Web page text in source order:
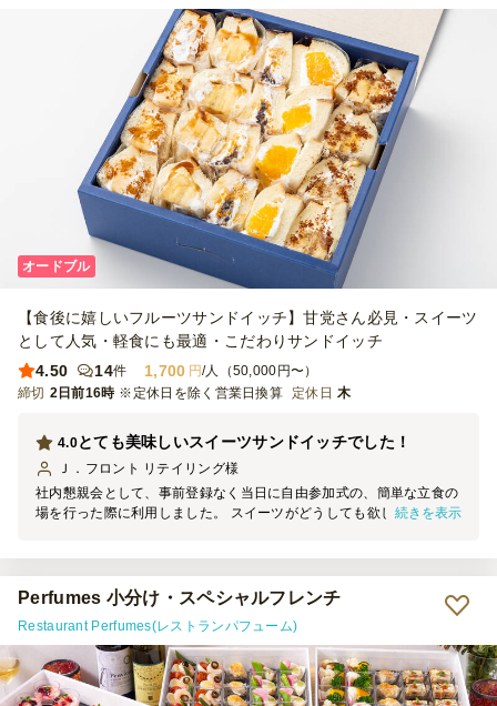
オードブル
【食後に嬉しいフルーツサンドイッチ】甘党さん必見・スイーツ
として人気・軽食にも最適・こだわりサンドイッチ
4.50
14件 1,700 円/人（50,000円〜）
締切 2日前16時 ※定休日を除く営業日換算 定休日 木
とても美味しいスイーツサンドイッチでした！
4.0
Ｊ．フロント リテイリング様
社内懇親会として、事前登録なく当日に自由参加式の、簡単な立食の
場を行った際に利用しました。 スイーツがどうしても欲しく、小分
ので選択できましたが、お値段に決して負けないお味でした。 味の
バラエティーも良く、高級感があり、特別感をかもせました。 暑い
ので心配しておりましたが、簡単に溶けてしまうこともなく、つつみ
を開けるのに手間取る場面もありましたが、食べやすさとしてもまあ
問題のない範囲でした。 スイーツでちょっと特別なおもてなしをし
たい、味が良いスイーツサンドが欲しい、という際にはとても良いと
思います！
続きを表示
Perfumes 小分け・スペシャルフレンチ
Restaurant Perfumes(レストランパフューム)